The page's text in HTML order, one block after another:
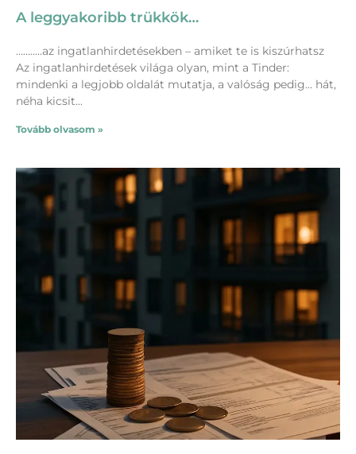
A leggyakoribb trükkök…
………..az ingatlanhirdetésekben – amiket te is kiszúrhatsz
Az ingatlanhirdetések világa olyan, mint a Tinder:
mindenki a legjobb oldalát mutatja, a valóság pedig… hát,
néha kicsit
Tovább olvasom »